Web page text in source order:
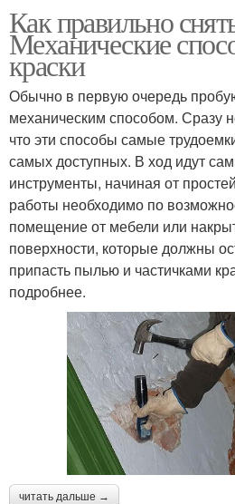
Как правильно
Механические
краски
Обычно в первую очередь
механическим способом. Сразу
что эти способы самые
самых доступных. В ход идут
инструменты, начиная от
работы необходимо по
помещение от мебели или
поверхности, которые должны
припасть пылью и частичками
подробнее.
читать дальше →